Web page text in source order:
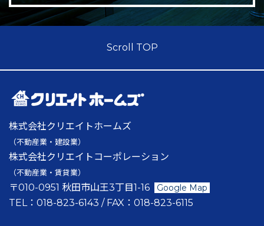
Scroll TOP
株式会社クリエイトホームズ
（不動産業・建設業）
株式会社クリエイトコーポレーション
（不動産業・賃貸業）
〒010-0951 秋田市山王3丁目1-16 Google Map
TEL： 018-823-6143 / FAX： 018-823-6115